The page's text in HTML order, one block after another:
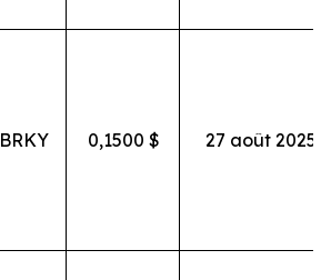
BRKY 0,1500 $ 27 août 2025